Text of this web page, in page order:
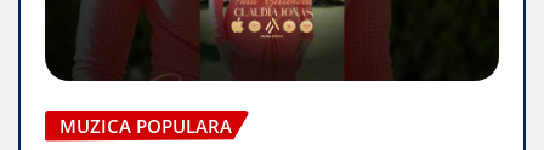
MUZICA POPULARA